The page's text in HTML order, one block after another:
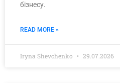
бізнесу.
READ MORE »
Iryna Shevchenko 29.07.2026